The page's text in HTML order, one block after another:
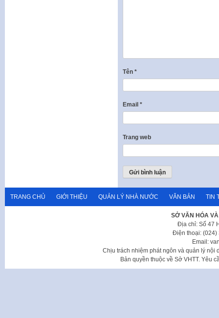
Tên *
Email *
Trang web
TRANG CHỦ GIỚI THIỆU QUẢN LÝ NHÀ NƯỚC VĂN BẢN TIN
SỞ VĂN HÓA
Địa chỉ: Số 47
Điện thoại: (024)
Email:
Chịu trách nhiệm phát ngôn và quản lý nội
Bản quyền thuộc về Sở VHTT. Yêu